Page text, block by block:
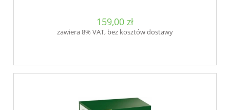
159,00 zł
zawiera 8% VAT, bez kosztów dostawy